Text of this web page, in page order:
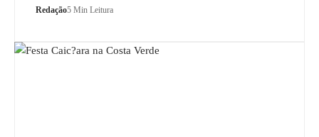
Redação5 Min Leitura